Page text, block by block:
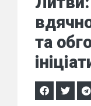
та